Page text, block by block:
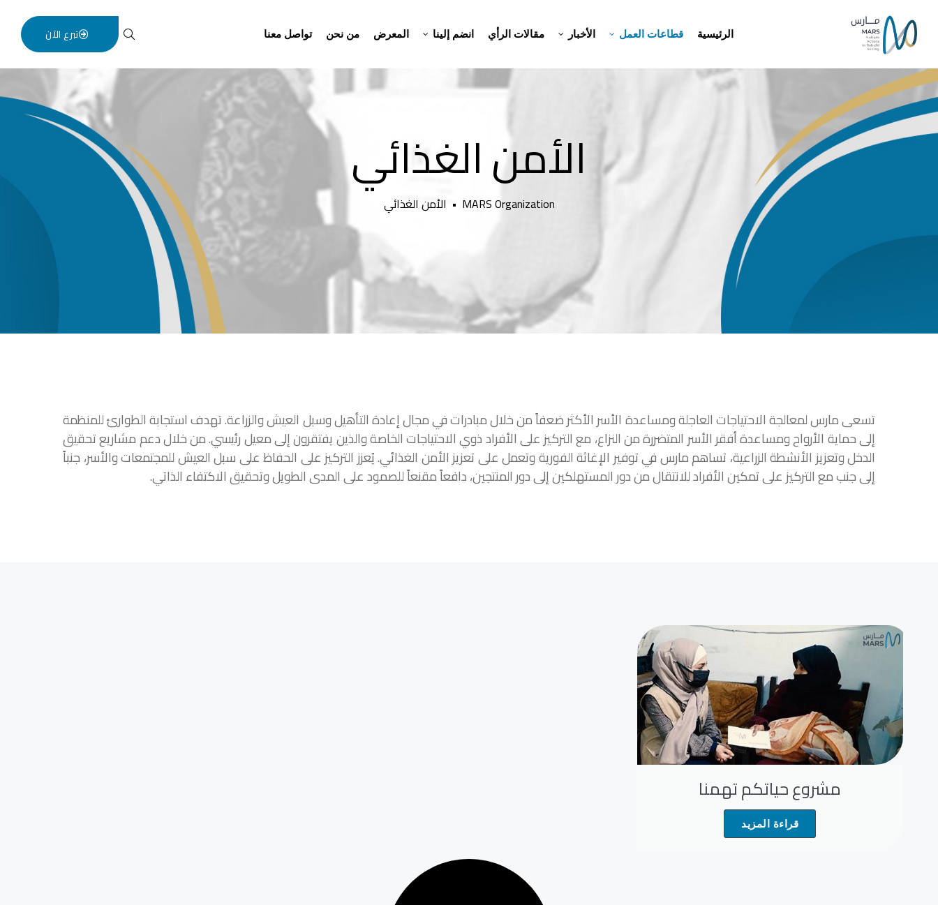
الرئيسية قطاعات العمل الأخبار مقالات الرأي انضم إلينا المعرض من نحن تواصل معنا تبرع الآن
الأمن الغذائي
MARS Organization
• الأمن الغذائي
تسعى مارس لمعالجة الاحتياجات العاجلة ومساعدة الأسر الأكثر ضعفاً من خلال مبادرات في مجال إعادة التأهيل وسبل العيش والزراعة. تهدف استجابة الطوارئ للمنظمة
إلى حماية الأرواح ومساعدة أفقر الأسر المتضررة من النزاع، مع التركيز على الأفراد ذوي الاحتياجات الخاصة والذين يفتقرون إلى معيل رئيسي. من خلال دعم مشاريع تحقيق
الدخل وتعزيز الأنشطة الزراعية، تساهم مارس في توفير الإغاثة الفورية وتعمل على تعزيز الأمن الغذائي. يُعزز التركيز على الحفاظ على سبل العيش للمجتمعات والأسر، جنباً
إلى جنب مع التركيز على تمكين الأفراد للانتقال من دور المستهلكين إلى دور المنتجين، دافعاً مقنعاً للصمود على المدى الطويل وتحقيق الاكتفاء الذاتي.
مشروع حياتكم تهمنا
قراءة المزيد